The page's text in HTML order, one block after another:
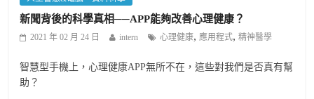
新聞背後的科學真相──APP能夠改善心理健康？
2021 年 02 月 24 日 intern 心理健康, 應用程式,精神醫學
智慧型手機上，心理健康APP無所不在，這些對我們是否真有幫
助？